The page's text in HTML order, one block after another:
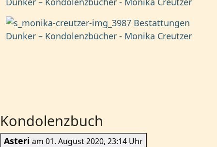
Kondolenzbuch
Asteri am 01. August 2020, 23:14 Uhr